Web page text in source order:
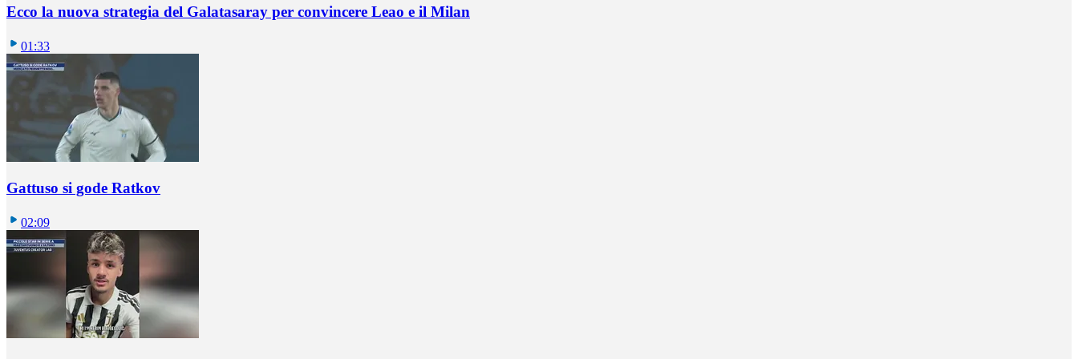
Ecco la nuova strategia del Galatasaray per convincere Leao e il Milan
01:33
Gattuso si gode Ratkov
02:09